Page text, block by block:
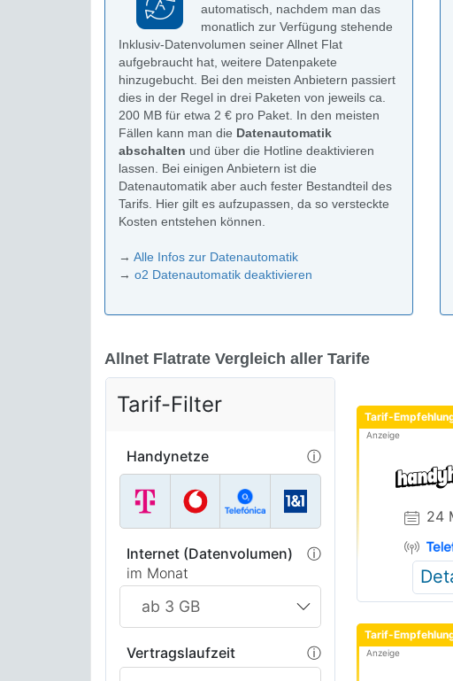
automatisch, nachdem man das
monatlich zur Verfügung stehende
Inklusiv-Datenvolumen seiner Allnet Flat
aufgebraucht hat, weitere Datenpakete
hinzugebucht. Bei den meisten Anbietern passiert
dies in der Regel in drei Paketen von jeweils ca.
200 MB für etwa 2 € pro Paket. In den meisten
Fällen kann man die Datenautomatik
abschalten und über die Hotline deaktivieren
lassen. Bei einigen Anbietern ist die
Datenautomatik aber auch fester Bestandteil des
Tarifs. Hier gilt es aufzupassen, da so versteckte
Kosten entstehen können.
→ Alle Infos zur Datenautomatik
→ o2 Datenautomatik deaktivieren
Allnet Flatrate Vergleich aller Tarife